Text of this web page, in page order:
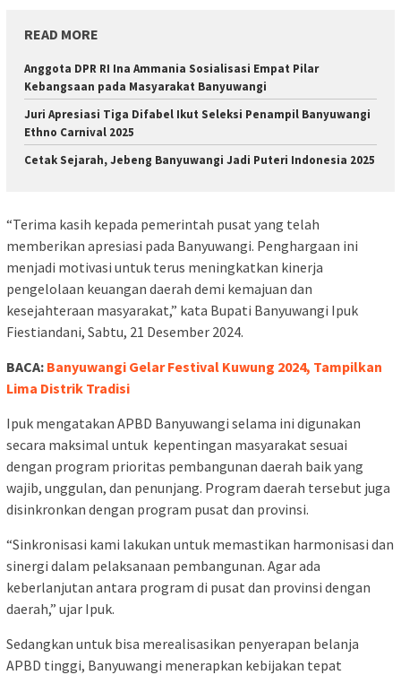
READ MORE
Anggota DPR RI Ina Ammania Sosialisasi Empat Pilar
Kebangsaan pada Masyarakat Banyuwangi
Juri Apresiasi Tiga Difabel Ikut Seleksi Penampil Banyuwangi
Ethno Carnival 2025
Cetak Sejarah, Jebeng Banyuwangi Jadi Puteri Indonesia 2025
“Terima kasih kepada pemerintah pusat yang telah
memberikan apresiasi pada Banyuwangi. Penghargaan ini
menjadi motivasi untuk terus meningkatkan kinerja
pengelolaan keuangan daerah demi kemajuan dan
kesejahteraan masyarakat,” kata Bupati Banyuwangi Ipuk
Fiestiandani, Sabtu, 21 Desember 2024.
BACA: Banyuwangi Gelar Festival Kuwung 2024, Tampilkan
Lima Distrik Tradisi
Ipuk mengatakan APBD Banyuwangi selama ini digunakan
secara maksimal untuk kepentingan masyarakat sesuai
dengan program prioritas pembangunan daerah baik yang
wajib, unggulan, dan penunjang. Program daerah tersebut juga
disinkronkan dengan program pusat dan provinsi.
“Sinkronisasi kami lakukan untuk memastikan harmonisasi dan
sinergi dalam pelaksanaan pembangunan. Agar ada
keberlanjutan antara program di pusat dan provinsi dengan
daerah,” ujar Ipuk.
Sedangkan untuk bisa merealisasikan penyerapan belanja
APBD tinggi, Banyuwangi menerapkan kebijakan tepat